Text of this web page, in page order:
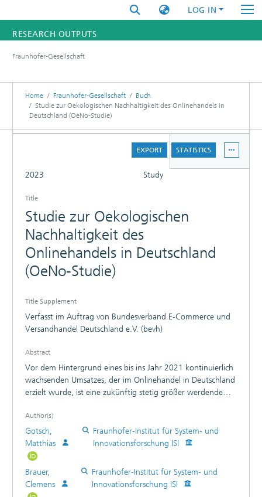
LOG IN
RESEARCH OUTPUTS
RESEARCHERS
INSTITUTES
Fraunhofer-Gesellschaft
Home Fraunhofer-Gesellschaft
Buch
Studie zur Oekologischen Nachhaltigkeit des Onlinehandels in
Deutschland (OeNo-Studie)
EXPORT STATISTICS
2023 Study
Title
Studie zur Oekologischen
Nachhaltigkeit des
Onlinehandels in Deutschland
(OeNo-Studie)
Title Supplement
Verfasst im Auftrag von Bundesverband E-Commerce und
Versandhandel Deutschland e.V. (bevh)
Abstract
Vor dem Hintergrund eines bis ins Jahr 2021 kontinuierlich
wachsenden Umsatzes, der im Onlinehandel in Deutschland
erzielt wurde, ist eine zukünftig stetig größer werdende
dieser Ausgangsituation erscheint eine strukturierte und
umfassende Analyse der ökologischen Nachhaltigkeit des
Onlinehandels in Deutschland zielführend und angebracht.
Die vorliegende Studie konzentriert sich dabei auf die
ökologischen Auswirkungen und eine Aufteilung in
verschiedene Bereiche des Onlinehandels, die getrennt
voneinander untersucht werden. Die vier Bereiche, die
Author(s)
Gotsch,
Matthias
Fraunhofer-Institut für System- und
Innovationsforschung ISI
Brauer,
Clemens
Fraunhofer-Institut für System- und
Innovationsforschung ISI